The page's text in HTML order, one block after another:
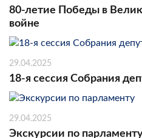
80-летие Победы в
войне
29.04.2025
18-я сессия Собрания
29.04.2025
Экскурсии по